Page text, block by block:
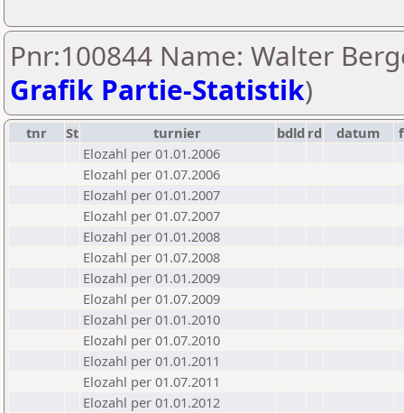
Pnr:100844 Name: Walter
Grafik Partie-Statistik)
tnr St turnier bdld rd datum
f
Elozahl per 01.01.2006
Elozahl per 01.07.2006
Elozahl per 01.01.2007
Elozahl per 01.07.2007
Elozahl per 01.01.2008
Elozahl per 01.07.2008
Elozahl per 01.01.2009
Elozahl per 01.07.2009
Elozahl per 01.01.2010
Elozahl per 01.07.2010
Elozahl per 01.01.2011
Elozahl per 01.07.2011
Elozahl per 01.01.2012